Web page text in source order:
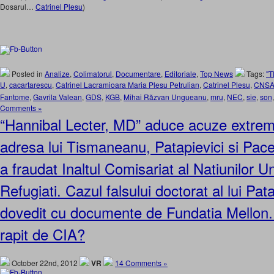
Dosarul… Catrinel Plesu)
Posted in Analize, Colimatorul, Documentare, Editoriale, Top News Tags:
U, cacartarescu, Catrinel Lacramioara Maria Plesu Petrulian, Catrinel Plesu,
Fantome, Gavrila Valean, GDS, KGB, Mihai Răzvan Ungueanu, mru, NEC, sie, son
Comments »
“Hannibal Lecter, MD” aduce acuze
adresa lui Tismaneanu, Patapievici si
a fraudat Inaltul Comisariat al Natiunilor
Refugiati. Cazul falsului doctorat al lui
dovedit cu documente de Fundatia
rapit de CIA?
October 22nd, 2012 VR 14 Comments »